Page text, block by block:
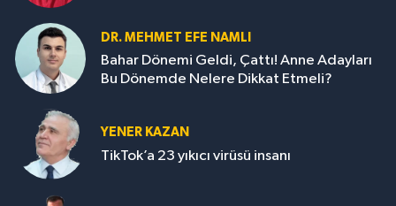
DR. MEHMET EFE NAMLI
Bahar Dönemi Geldi, Çattı! Anne Adayları
Bu Dönemde Nelere Dikkat Etmeli?
YENER KAZAN
TikTok’a 23 yıkıcı virüsü insanı